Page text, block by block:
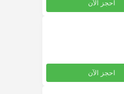
احجز الآن
احجز الآن